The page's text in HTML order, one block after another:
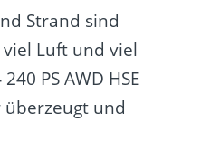
Strand sind
Luft und viel
PS AWD HSE
überzeugt und